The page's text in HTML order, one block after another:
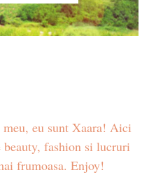
eu sunt Xaara! Aici
beauty, fashion si lucruri
frumoasa. Enjoy!